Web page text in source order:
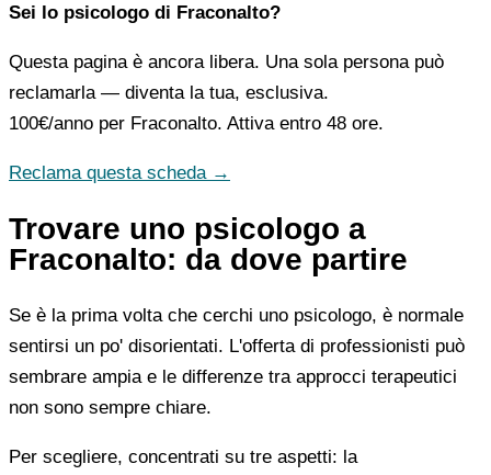
Sei lo psicologo di Fraconalto?
Questa pagina è ancora libera. Una sola persona può
reclamarla — diventa la tua, esclusiva.
100€/anno per Fraconalto. Attiva entro 48 ore.
Reclama questa scheda →
Trovare uno psicologo a
Fraconalto: da dove partire
Se è la prima volta che cerchi uno psicologo, è normale
sentirsi un po' disorientati. L'offerta di professionisti può
sembrare ampia e le differenze tra approcci terapeutici
non sono sempre chiare.
Per scegliere, concentrati su tre aspetti: la